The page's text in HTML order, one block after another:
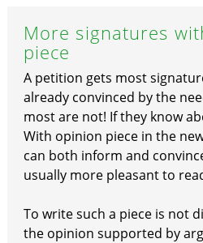
More signatures
piece
A petition gets most
already convinced by the
most are not! If they know
With opinion piece in the
can both inform and
usually more pleasant to
To write such a piece is not
the opinion supported by